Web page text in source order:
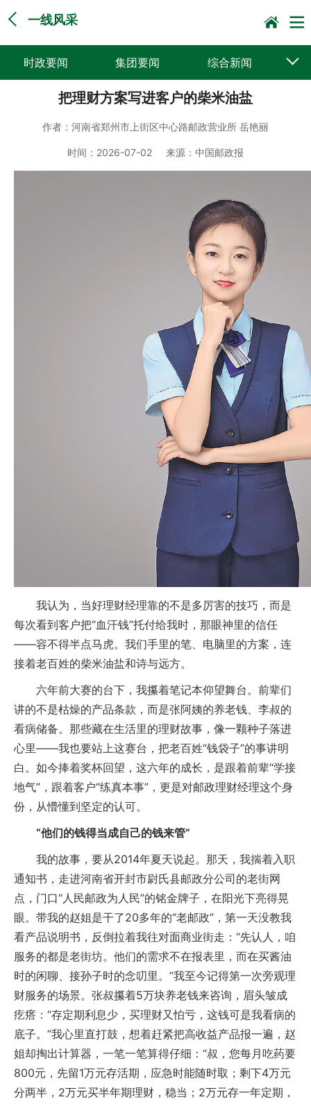
一线风采
时政要闻 集团要闻 综合新闻
媒体聚焦 党建动态 普遍服务
科技创新 企业文化 一线风采
把理财方案写进客户的柴米油盐
作者： 河南省郑州市上街区中心路邮政营业所 岳艳丽
时间： 2026-07-02 来源： 中国邮政报
我认为，当好理财经理靠的不是多厉害的技巧，而是
每次看到客户把“血汗钱”托付给我时，那眼神里的信任
——容不得半点马虎。我们手里的笔、电脑里的方案，连
接着老百姓的柴米油盐和诗与远方。
六年前大赛的台下，我攥着笔记本仰望舞台。前辈们
讲的不是枯燥的产品条款，而是张阿姨的养老钱、李叔的
看病储备。那些藏在生活里的理财故事，像一颗种子落进
心里——我也要站上这赛台，把老百姓“钱袋子”的事讲明
白。如今捧着奖杯回望，这六年的成长，是跟着前辈“学接
地气”，跟着客户“练真本事”，更是对邮政理财经理这个身
份，从懵懂到坚定的认可。
“他们的钱得当成自己的钱来管”
我的故事，要从2014年夏天说起。那天，我揣着入职
通知书，走进河南省开封市尉氏县邮政分公司的老街网
点，门口“人民邮政为人民”的铭金牌子，在阳光下亮得晃
眼。带我的赵姐是干了20多年的“老邮政”，第一天没教我
看产品说明书，反倒拉着我往对面商业街走：“先认人，咱
服务的都是老街坊。他们的需求不在报表里，而在买酱油
时的闲聊、接孙子时的念叨里。”我至今记得第一次旁观理
财服务的场景。张叔攥着5万块养老钱来咨询，眉头皱成
疙瘩：“存定期利息少，买理财又怕亏，这钱可是我看病的
底子。”我心里直打鼓，想着赶紧把高收益产品报一遍，赵
姐却掏出计算器，一笔一笔算得仔细：“叔，您每月吃药要
800元，先留1万元存活期，应急时能随时取；剩下4万元
分两半，2万元买半年期理财，稳当；2万元存一年定期，